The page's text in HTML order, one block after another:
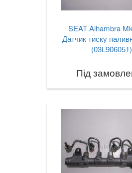
SEAT Alhambra
Датчик тиску
(03L906051)
Під